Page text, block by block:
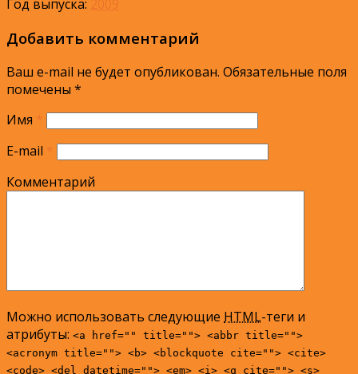
Год выпуска: 2009
Добавить комментарий
Ваш e-mail не будет опубликован. Обязательные поля
помечены *
Имя *
E-mail *
Комментарий
Можно использовать следующие HTML-теги и
атрибуты: <a href="" title=""> <abbr title="">
<acronym title=""> <b> <blockquote cite=""> <cite>
<code> <del datetime=""> <em> <i> <q cite=""> <s>